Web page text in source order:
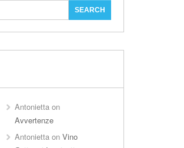
Antonietta on
Avvertenze
Antonietta onVino